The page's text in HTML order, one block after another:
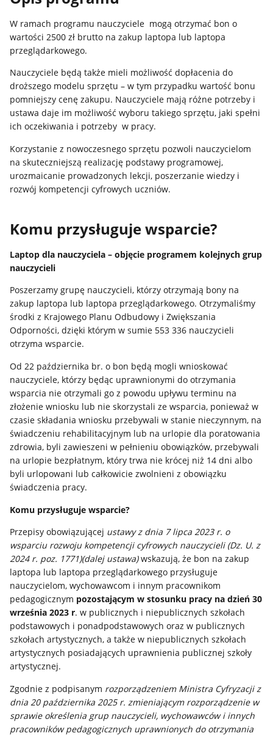
W ramach programu nauczyciele mogą otrzymać bon o
wartości 2500 zł brutto na zakup laptopa lub laptopa
przeglądarkowego.
Nauczyciele będą także mieli możliwość dopłacenia do
droższego modelu sprzętu – w tym przypadku wartość bonu
pomniejszy cenę zakupu. Nauczyciele mają różne potrzeby i
ustawa daje im możliwość wyboru takiego sprzętu, jaki spełni
ich oczekiwania i potrzeby w pracy.
Korzystanie z nowoczesnego sprzętu pozwoli nauczycielom
na skuteczniejszą realizację podstawy programowej,
urozmaicanie prowadzonych lekcji, poszerzanie wiedzy i
rozwój kompetencji cyfrowych uczniów.
Komu przysługuje wsparcie?
Laptop dla nauczyciela – objęcie programem kolejnych grup
nauczycieli
Poszerzamy grupę nauczycieli, którzy otrzymają bony na
zakup laptopa lub laptopa przeglądarkowego. Otrzymaliśmy
środki z Krajowego Planu Odbudowy i Zwiększania
Odporności, dzięki którym w sumie 553 336 nauczycieli
otrzyma wsparcie.
Od 22 października br. o bon będą mogli wnioskować
nauczyciele, którzy będąc uprawnionymi do otrzymania
wsparcia nie otrzymali go z powodu upływu terminu na
złożenie wniosku lub nie skorzystali ze wsparcia, ponieważ w
czasie składania wniosku przebywali w stanie nieczynnym, na
świadczeniu rehabilitacyjnym lub na urlopie dla poratowania
zdrowia, byli zawieszeni w pełnieniu obowiązków, przebywali
na urlopie bezpłatnym, który trwa nie krócej niż 14 dni albo
byli urlopowani lub całkowicie zwolnieni z obowiązku
świadczenia pracy.
Komu przysługuje wsparcie?
Przepisy obowiązującej ustawy z dnia 7 lipca 2023 r. o
wsparciu rozwoju kompetencji cyfrowych nauczycieli (Dz. U. z
2024 r. poz. 1771)(dalej ustawa)wskazują, że bon na zakup
laptopa lub laptopa przeglądarkowego przysługuje
nauczycielom, wychowawcom i innym pracownikom
pedagogicznym pozostającym w stosunku pracy na dzień 30
września 2023 r. w publicznych i niepublicznych szkołach
podstawowych i ponadpodstawowych oraz w publicznych
szkołach artystycznych, a także w niepublicznych szkołach
artystycznych posiadających uprawnienia publicznej szkoły
artystycznej.
Zgodnie z podpisanym rozporządzeniem Ministra Cyfryzacji z
dnia 20 października 2025 r. zmieniającym rozporządzenie w
sprawie określenia grup nauczycieli, wychowawców i innych
pracowników pedagogicznych uprawnionych do otrzymania